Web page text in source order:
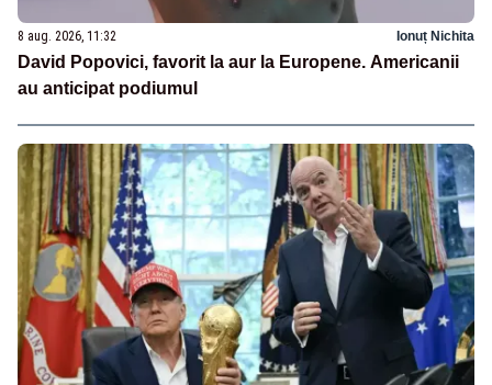
8 aug. 2026, 11:32 Ionuț Nichita
David Popovici, favorit la aur la Europene. Americanii
au anticipat podiumul